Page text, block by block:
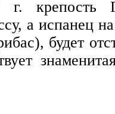
крепость
а испанец
будет